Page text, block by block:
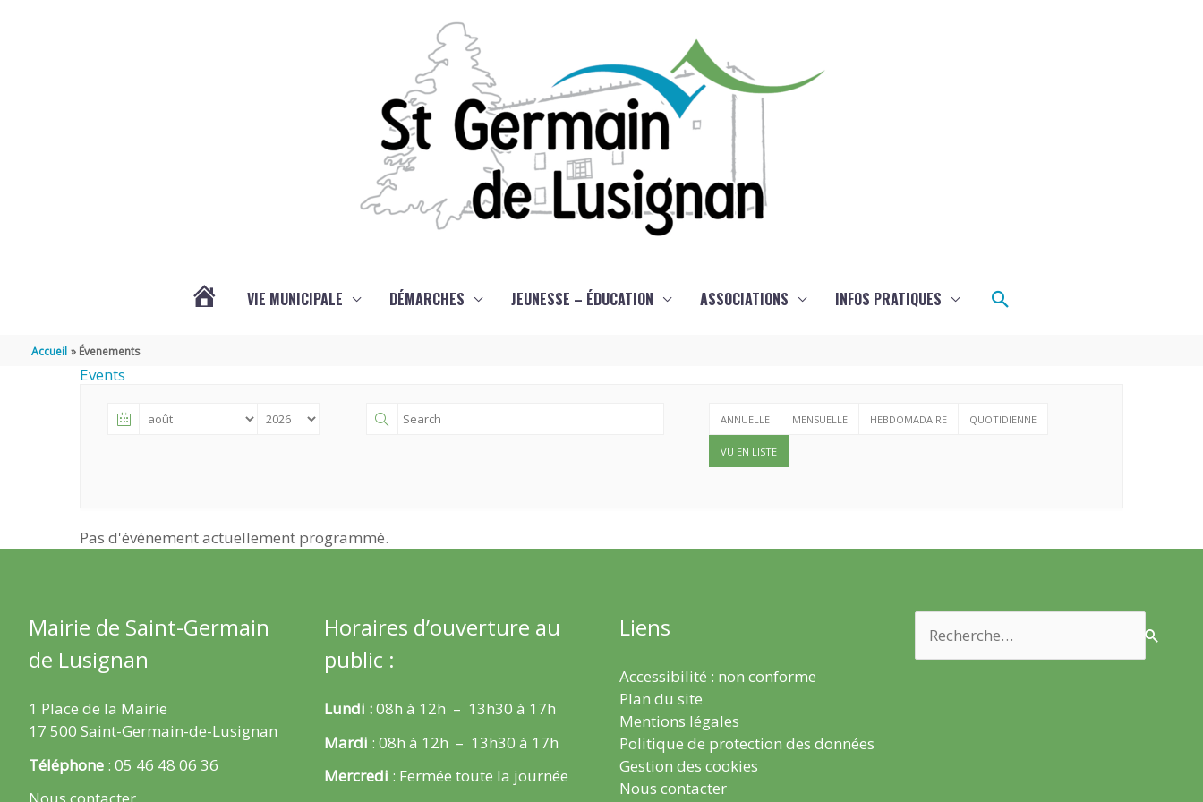
VIE MUNICIPALE DÉMARCHES JEUNESSE – ÉDUCATION ASSOCIATIONS INFOS PRATIQUES Rechercher
Accueil Évenements
Events
ANNUELLE MENSUELLE HEBDOMADAIRE QUOTIDIENNE
VU EN LISTE
Pas d'événement actuellement programmé.
Mairie de Saint-Germain
de Lusignan
1 Place de la Mairie
17 500 Saint-Germain-de-Lusignan
Téléphone : 05 46 48 06 36
Horaires d’ouverture au
public :
Lundi :08h à 12h – 13h30 à 17h
Mardi : 08h à 12h – 13h30 à 17h
Mercredi : Fermée toute la journée
Liens
Accessibilité : non conforme
Plan du site
Mentions légales
Politique de protection des données
Gestion des cookies
Nous contacter